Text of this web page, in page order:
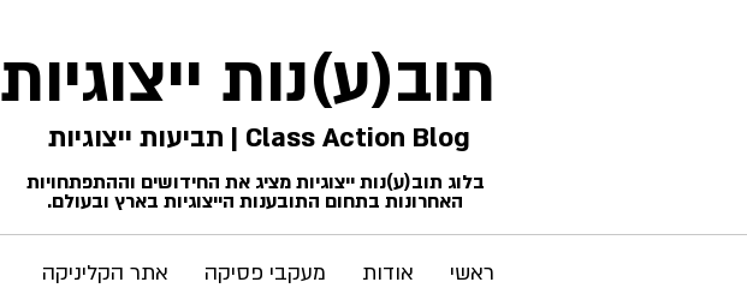
תוב(ע)נות ייצוגיות
Class Action Blog | תביעות ייצוגיות
בלוג תוב(ע)נות ייצוגיות מציג את החידושים וההתפתחויות
האחרונות בתחום התובענות הייצוגיות בארץ ובעולם.
ראשי אודות מעקבי פסיקה אתר הקליניקה